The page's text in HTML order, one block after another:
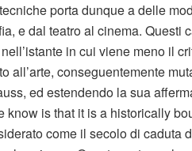
porta dunque a delle
e dal teatro al cinema. Questi
in cui viene meno il
all’arte, conseguentemente
ed estendendo la sua
know is that it is a historically
come il secolo di caduta